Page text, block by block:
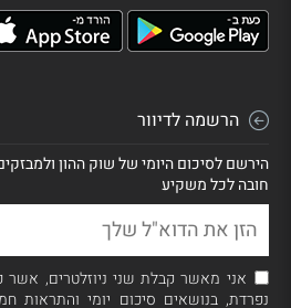
הרשמה לדיוור
הירשם לסיכום היומי של שוק ההון
חובה לכל משקיע
אני מאשר קבלת שני ניוזלטרים,
נפרדת, בנושאים סיכום יומי והתראות